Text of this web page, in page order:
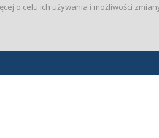
o celu ich używania i możliwości